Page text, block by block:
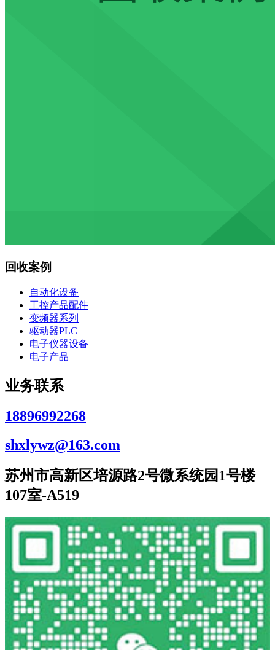
回收案例
自动化设备
工控产品配件
变频器系列
驱动器PLC
电子仪器设备
电子产品
业务联系
18896992268
shxlywz@163.com
苏州市高新区培源路2号微系统园1号楼
107室-A519